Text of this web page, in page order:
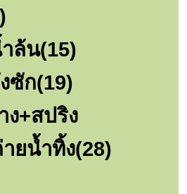
ล้น(15)
ซัก(19)
ง+สปริง
ยน้ำทิ้ง(28)